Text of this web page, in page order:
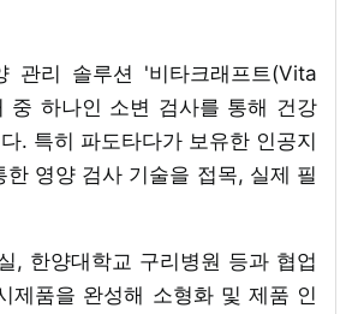
관리 솔루션 '비타크래프트(Vita
중 하나인 소변 검사를 통해 건강
. 특히 파도타다가 보유한 인공지
영양 검사 기술을 접목, 실제 필
, 한양대학교 구리병원 등과 협업
제품을 완성해 소형화 및 제품 인